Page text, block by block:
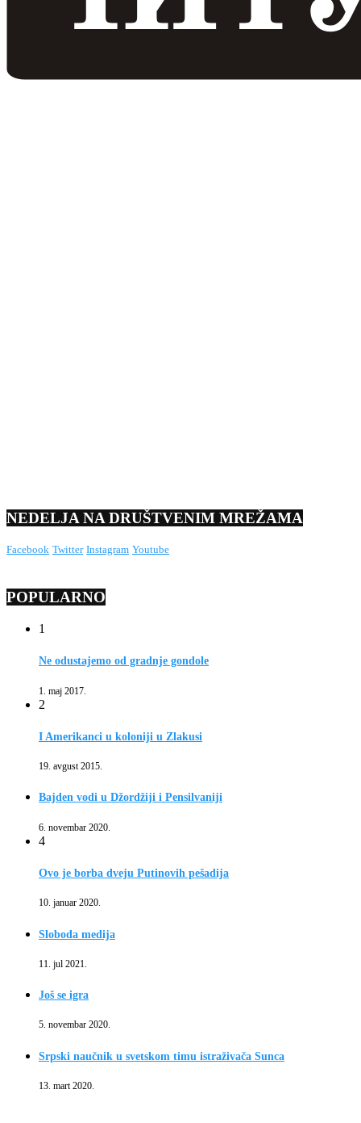
NEDELJA NA DRUŠTVENIM MREŽAMA
Facebook Twitter Instagram Youtube
POPULARNO
1
Ne odustajemo od gradnje gondole
1. maj 2017.
2
I Amerikanci u koloniji u Zlakusi
19. avgust 2015.
Bajden vodi u Džordžiji i Pensilvaniji
6. novembar 2020.
4
Ovo je borba dveju Putinovih pešadija
10. januar 2020.
Sloboda medija
11. jul 2021.
Još se igra
5. novembar 2020.
Srpski naučnik u svetskom timu istraživača Sunca
13. mart 2020.